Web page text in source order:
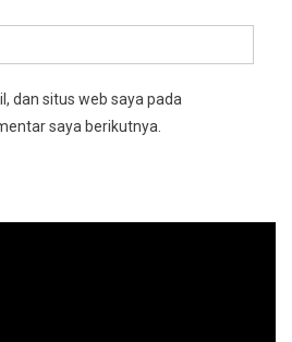
dan situs web saya pada
saya berikutnya.